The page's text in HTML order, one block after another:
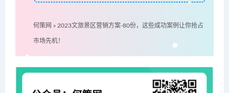
何策网 » 2023文旅景区营销方案-80份，这些成功案例让你抢占
市场先机！